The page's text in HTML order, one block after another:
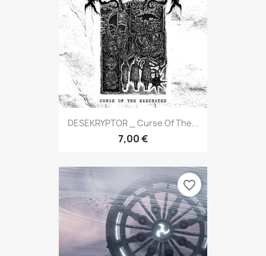
DESEKRYPTOR _ Curse Of The...
7,00 €
favorite_border